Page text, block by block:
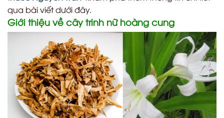
qua bài viết dưới đây.
Giới thiệu về cây trinh nữ hoàng cung